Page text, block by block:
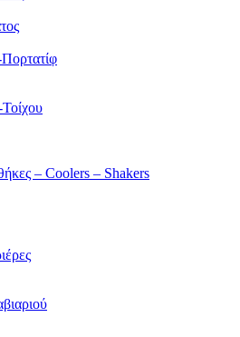
Πορτατίφ
Τοίχου
– Coolers – Shakers